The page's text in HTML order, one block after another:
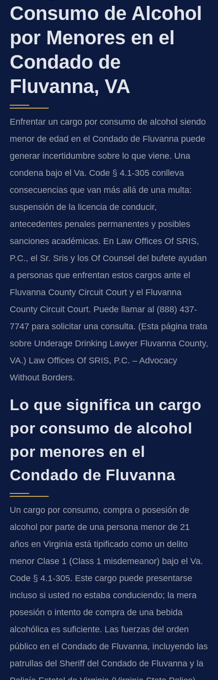
Consumo de Alcohol
por Menores en el
Condado de
Fluvanna, VA
Enfrentar un cargo por consumo de alcohol siendo
menor de edad en el Condado de Fluvanna puede
generar incertidumbre sobre lo que viene. Una
condena bajo el Va. Code § 4.1-305 conlleva
consecuencias que van más allá de una multa:
suspensión de la licencia de conducir,
antecedentes penales permanentes y posibles
sanciones académicas. En Law Offices Of SRIS,
P.C., el Sr. Sris y los Of Counsel del bufete ayudan
a personas que enfrentan estos cargos ante el
Fluvanna County Circuit Court y el Fluvanna
County Circuit Court. Puede llamar al (888) 437-
7747 para solicitar una consulta. (Esta página trata
sobre Underage Drinking Lawyer Fluvanna County,
VA.) Law Offices Of SRIS, P.C. – Advocacy
Without Borders.
Lo que significa un cargo
por consumo de alcohol
por menores en el
Condado de Fluvanna
Un cargo por consumo, compra o posesión de
alcohol por parte de una persona menor de 21
años en Virginia está tipificado como un delito
menor Clase 1 (Class 1 misdemeanor) bajo el Va.
Code § 4.1-305. Este cargo puede presentarse
incluso si usted no estaba conduciendo; la mera
posesión o intento de compra de una bebida
alcohólica es suficiente. Las fuerzas del orden
público en el Condado de Fluvanna, incluyendo las
patrullas del Sheriff del Condado de Fluvanna y la